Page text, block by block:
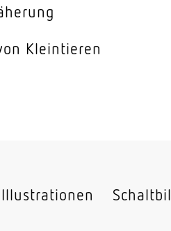
Kleintieren
Illustrationen